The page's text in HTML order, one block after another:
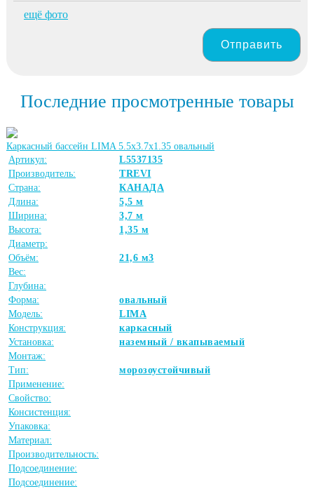
ещё фото
Отправить
Последние просмотренные товары
Каркасный бассейн LIMA 5.5x3.7х1.35 овальный
Артикул:
L5537135
Производитель:
TREVI
Страна:
КАНАДА
Длина:
5,5 м
Ширина:
3,7 м
Высота:
1,35 м
Диаметр:
Объём:
21,6 м3
Вес:
Глубина:
Форма:
овальный
Модель:
LIMA
Конструкция:
каркасный
Установка:
наземный / вкапываемый
Монтаж:
Тип:
морозоустойчивый
Применение:
Свойство:
Консистенция:
Упаковка:
Материал:
Производительность:
Подсоединение:
Подсоединение: